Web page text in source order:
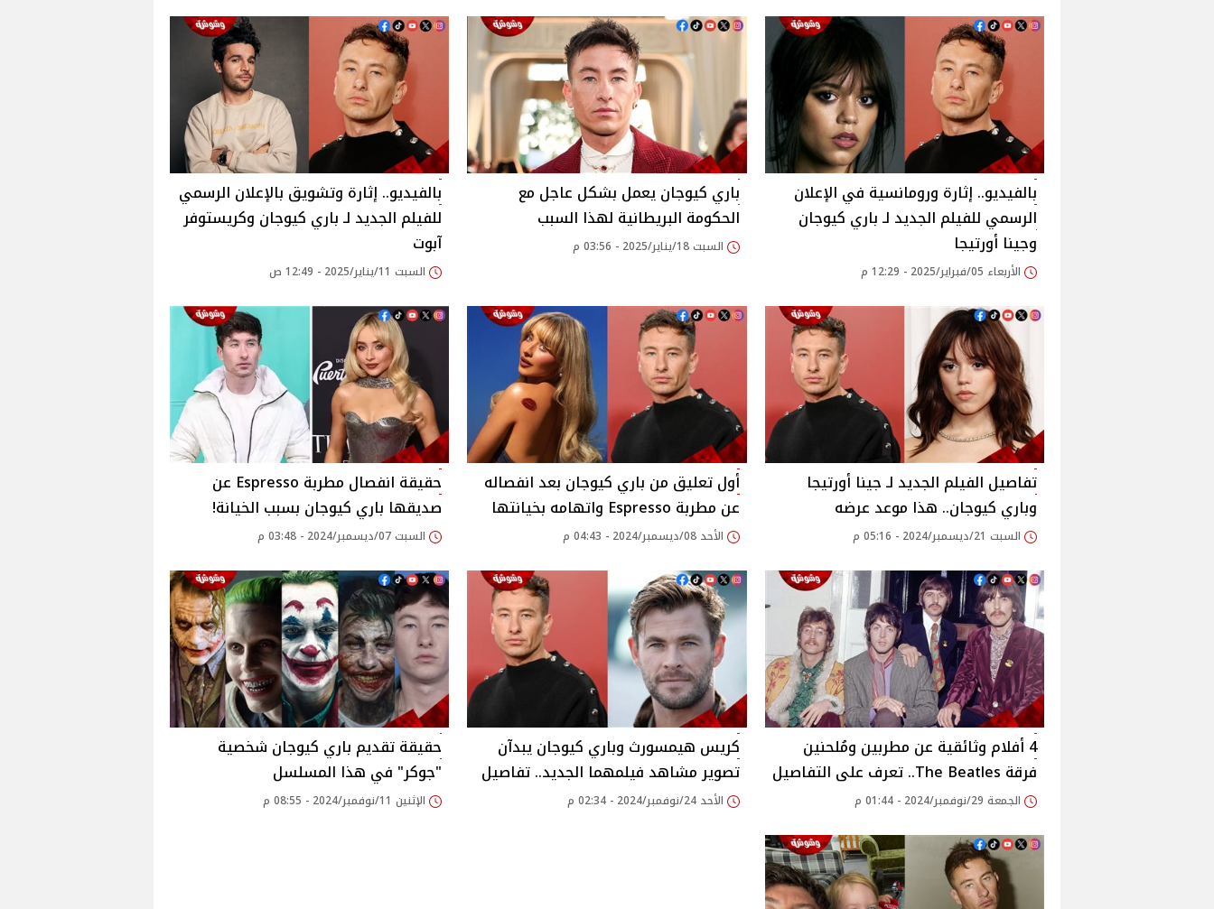
بالفيديو.. إثارة ورومانسية في الإعلان
الرسمي للفيلم الجديد لـ باري كيوجان
وجينا أورتيجا
الأربعاء 05/فبراير/2025 - 12:29 م
باري كيوجان يعمل بشكل عاجل مع
الحكومة البريطانية لهذا السبب
السبت 18/يناير/2025 - 03:56 م
بالفيديو.. إثارة وتشويق بالإعلان الرسمي
للفيلم الجديد لـ باري كيوجان وكريستوفر
آبوت
السبت 11/يناير/2025 - 12:49 ص
تفاصيل الفيلم الجديد لـ جينا أورتيجا
وباري كيوجان.. هذا موعد عرضه
السبت 21/ديسمبر/2024 - 05:16 م
أول تعليق من باري كيوجان بعد انفصاله
عن مطربة Espresso واتهامه بخيانتها
الأحد 08/ديسمبر/2024 - 04:43 م
حقيقة انفصال مطربة Espresso عن
صديقها باري كيوجان بسبب الخيانة!
السبت 07/ديسمبر/2024 - 03:48 م
4 أفلام وثائقية عن مطربين ومُلحنين
فرقة The Beatles.. تعرف على التفاصيل
الجمعة 29/نوفمبر/2024 - 01:44 م
كريس هيمسورث وباري كيوجان يبدآن
تصوير مشاهد فيلمهما الجديد.. تفاصيل
الأحد 24/نوفمبر/2024 - 02:34 م
حقيقة تقديم باري كيوجان شخصية
"جوكر" في هذا المسلسل
الإثنين 11/نوفمبر/2024 - 08:55 م